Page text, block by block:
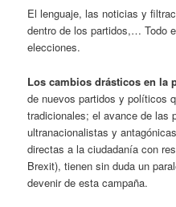
El lenguaje, las noticias y
dentro de los partidos,… Todo
elecciones.
Los cambios drásticos en la
de nuevos partidos y políticos
tradicionales; el avance de las
ultranacionalistas y
directas a la ciudadanía con
Brexit), tienen sin duda un
devenir de esta campaña.